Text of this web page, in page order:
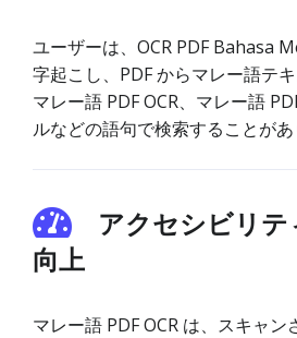
ユーザーは、OCR PDF Bahasa
字起こし、PDF からマレー語テ
マレー語 PDF OCR、マレー語
ルなどの語句で検索することがあ
アクセシビリ
向上
マレー語 PDF OCR は、スキャン